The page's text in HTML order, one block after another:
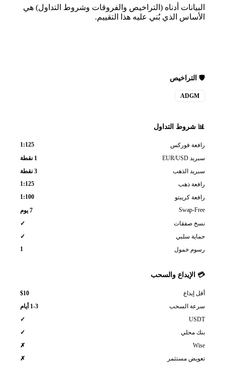
البيانات أدناه (التراخيص والفروقات وشروط التداول) هي
الأساس الذي بُني عليه هذا التقييم.
🛡️ التراخيص
ADGM
📊 شروط التداول
رافعة فوركس
1:125
سبريد EUR/USD
1 نقطة
سبريد الذهب
3 نقطة
رافعة ذهب
1:125
رافعة كريبتو
1:100
Swap-Free
7 يوم
نسخ صفقات
✓
حماية سلبي
✓
رسوم خمول
1
💳 الإيداع والسحب
أقل إيداع
$10
سرعة السحب
1-3 أيام
USDT
✓
بنك محلي
✓
Wise
✗
تعويض مستثمر
✗